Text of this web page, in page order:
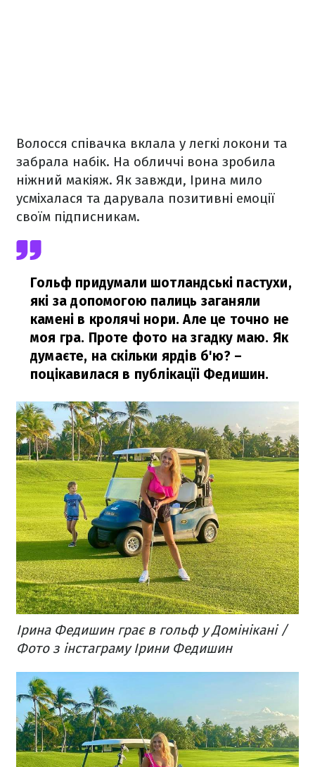
Волосся співачка вклала у легкі локони та
забрала набік. На обличчі вона зробила
ніжний макіяж. Як завжди, Ірина мило
усміхалася та дарувала позитивні емоції
своїм підписникам.
Гольф придумали шотландські пастухи,
які за допомогою палиць заганяли
камені в кролячі нори. Але це точно не
моя гра. Проте фото на згадку маю. Як
думаєте, на скільки ярдів б'ю? –
поцікавилася в публікацїі Федишин.
Ірина Федишин грає в гольф у Домінікані /
Фото з інстаграму Ірини Федишин